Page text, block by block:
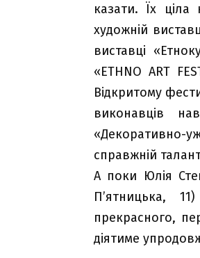
казати. Їх
художній
виставці
«ETHNO ART
Відкритому
виконавців
«Декоративно-
справжній
А поки Юлія
П’ятницька,
прекрасного,
діятиме